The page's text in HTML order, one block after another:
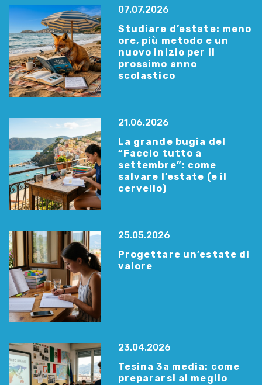
07.07.2026
Studiare d’estate: meno
ore, più metodo e un
nuovo inizio per il
prossimo anno
scolastico
21.06.2026
La grande bugia del
“Faccio tutto a
settembre”: come
salvare l’estate (e il
cervello)
25.05.2026
Progettare un’estate di
valore
23.04.2026
Tesina 3a media: come
prepararsi al meglio